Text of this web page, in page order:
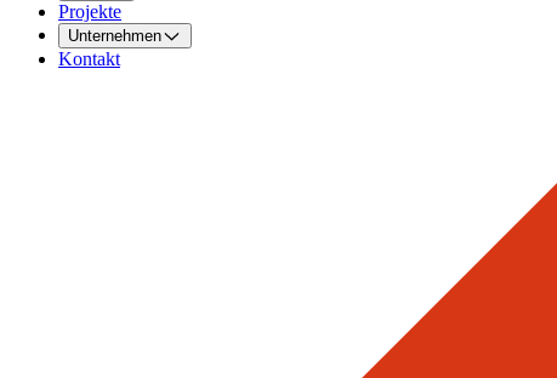
Projekte
Unternehmen
Kontakt